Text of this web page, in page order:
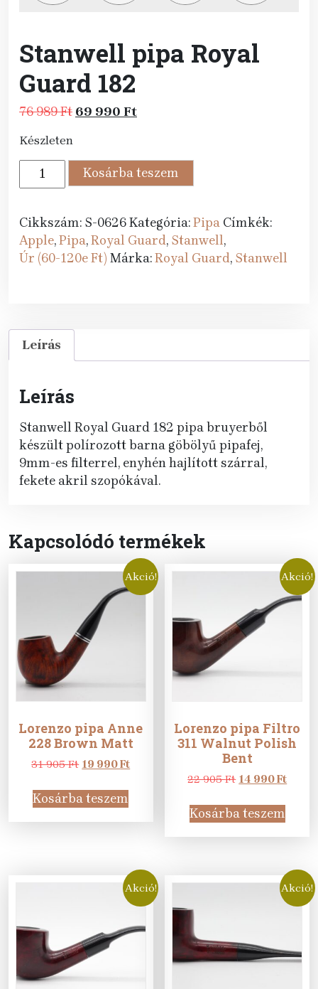
Stanwell pipa Royal
Guard 182
76 989Ft Original
76
989 Ft.
69 990 FtCurrent
69
990 Ft.
Készleten
Stanwell
pipa
Guard
182
mennyiség
Kosárba teszem
Cikkszám: S-0626Kategória:Pipa Címkék:
Apple,Pipa,Royal Guard, Stanwell,
Úr (60-120e Ft) Márka:Royal Guard, Stanwell
Leírás
Leírás
Stanwell Royal Guard 182 pipa bruyerből
készült polírozott barna göbölyű pipafej,
9mm-es filterrel, enyhén hajlított szárral,
fekete akril szopókával.
Kapcsolódó termékek
Akció!
Lorenzo pipa Anne
228 Brown Matt
31 905Ft Original
was:
31
905 Ft.
19 990FtCurrent
990 Ft.
Kosárba teszem
Akció!
Lorenzo pipa Filtro
311 Walnut Polish
Bent
22 905Ft Original
was:
22
905 Ft.
14 990Ft
990
Kosárba teszem
Akció! Akció!